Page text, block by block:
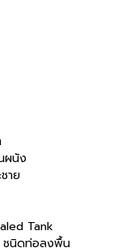
ผนัง
าย
Tank
ชนิดท่อลงพื้น